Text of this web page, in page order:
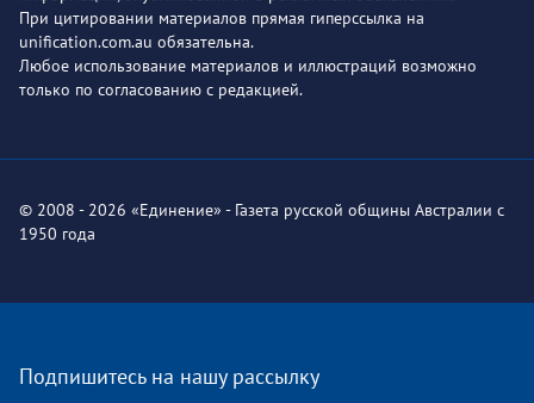
При цитировании материалов прямая гиперссылка на
unification.com.au обязательна.
Любое использование материалов и иллюстраций возможно
только по согласованию с редакцией.
© 2008 - 2026 «Единение» - Газета русской общины Австралии с
1950 года
Подпишитесь на нашу рассылку